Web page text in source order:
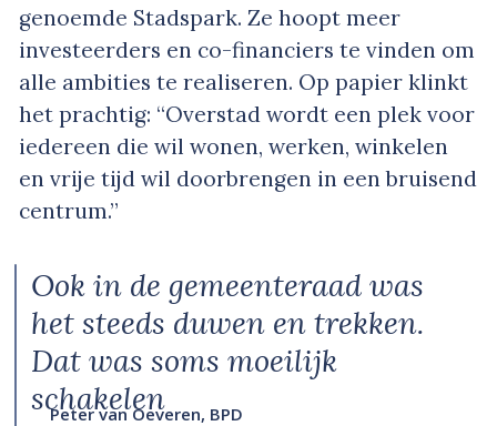
genoemde Stadspark. Ze hoopt meer
investeerders en co-financiers te vinden om
alle ambities te realiseren. Op papier klinkt
het prachtig: “Overstad wordt een plek voor
iedereen die wil wonen, werken, winkelen
en vrije tijd wil doorbrengen in een bruisend
centrum.”
Ook in de gemeenteraad was
het steeds duwen en trekken.
Dat was soms moeilijk
schakelen
Peter van Oeveren, BPD